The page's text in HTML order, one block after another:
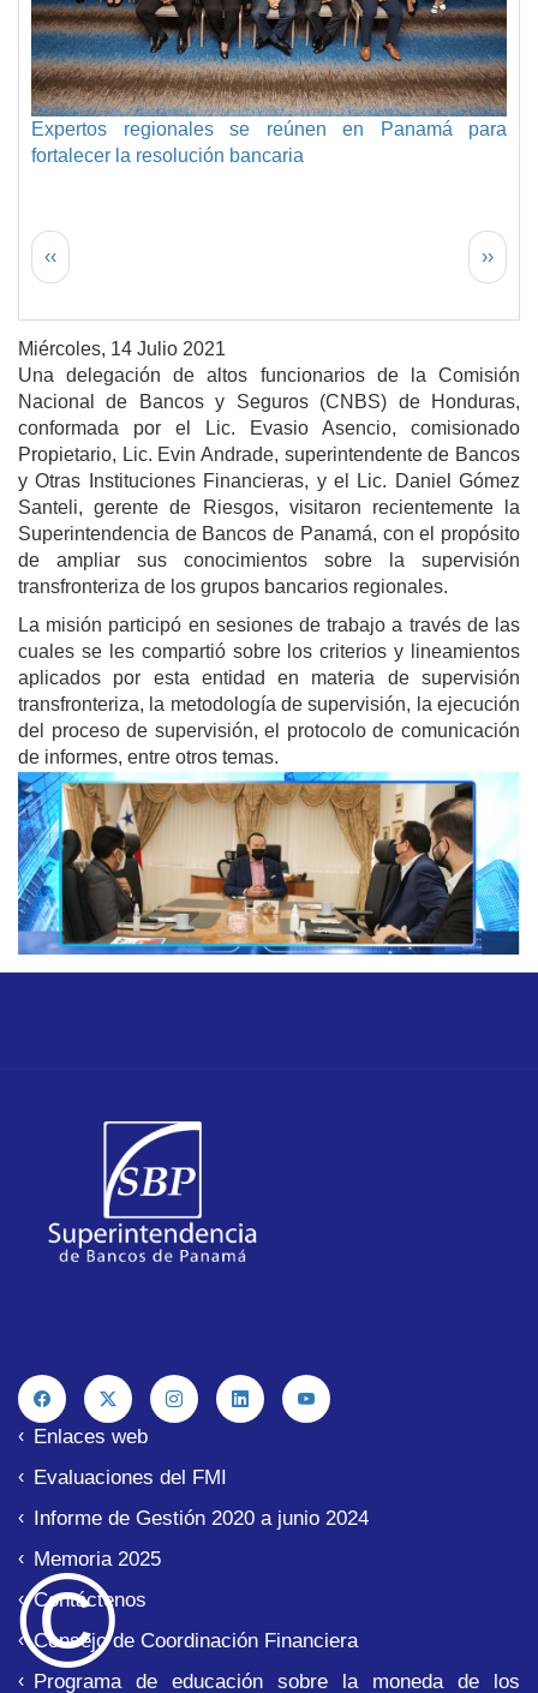
Expertos regionales se reúnen en Panamá para
fortalecer la resolución bancaria
Paginación
Página anterior
‹‹ ››
Miércoles, 14 Julio 2021
Una delegación de altos funcionarios de la Comisión
Nacional de Bancos y Seguros (CNBS) de Honduras,
conformada por el Lic. Evasio Asencio, comisionado
Propietario, Lic. Evin Andrade, superintendente de Bancos
y Otras Instituciones Financieras, y el Lic. Daniel Gómez
Santeli, gerente de Riesgos, visitaron recientemente la
Superintendencia de Bancos de Panamá, con el propósito
de ampliar sus conocimientos sobre la supervisión
transfronteriza de los grupos bancarios regionales.
La misión participó en sesiones de trabajo a través de las
cuales se les compartió sobre los criterios y lineamientos
aplicados por esta entidad en materia de supervisión
transfronteriza, la metodología de supervisión, la ejecución
del proceso de supervisión, el protocolo de comunicación
de informes, entre otros temas.
Image
Enlaces web
Evaluaciones del FMI
Informe de Gestión 2020 a junio 2024
Memoria 2025
Contáctenos
Consejo de Coordinación Financiera
Programa de educación sobre la moneda de los
©